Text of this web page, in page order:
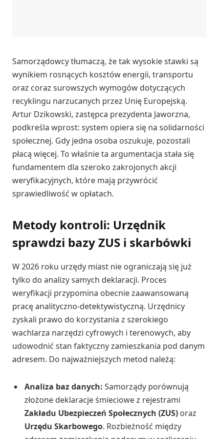
Samorządowcy tłumaczą, że tak wysokie stawki są
wynikiem rosnących kosztów energii, transportu
oraz coraz surowszych wymogów dotyczących
recyklingu narzucanych przez Unię Europejską.
Artur Dzikowski, zastępca prezydenta Jaworzna,
podkreśla wprost: system opiera się na solidarności
społecznej. Gdy jedna osoba oszukuje, pozostali
płacą więcej. To właśnie ta argumentacja stała się
fundamentem dla szeroko zakrojonych akcji
weryfikacyjnych, które mają przywrócić
sprawiedliwość w opłatach.
Metody kontroli: Urzędnik
sprawdzi bazy ZUS i skarbówki
W 2026 roku urzędy miast nie ograniczają się już
tylko do analizy samych deklaracji. Proces
weryfikacji przypomina obecnie zaawansowaną
pracę analityczno-detektywistyczną. Urzędnicy
zyskali prawo do korzystania z szerokiego
wachlarza narzędzi cyfrowych i terenowych, aby
udowodnić stan faktyczny zamieszkania pod danym
adresem. Do najważniejszych metod należą:
Analiza baz danych: Samorządy porównują
złożone deklaracje śmieciowe z rejestrami
Zakładu Ubezpieczeń Społecznych (ZUS) oraz
Urzędu Skarbowego. Rozbieżność między